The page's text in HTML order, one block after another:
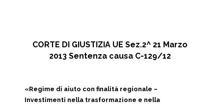
CORTE DI GIUSTIZIA UE Sez.2^ 21 Marzo
2013 Sentenza causa C-129/12
«Regime di aiuto con finalità regionale –
Investimenti nella trasformazione e nella